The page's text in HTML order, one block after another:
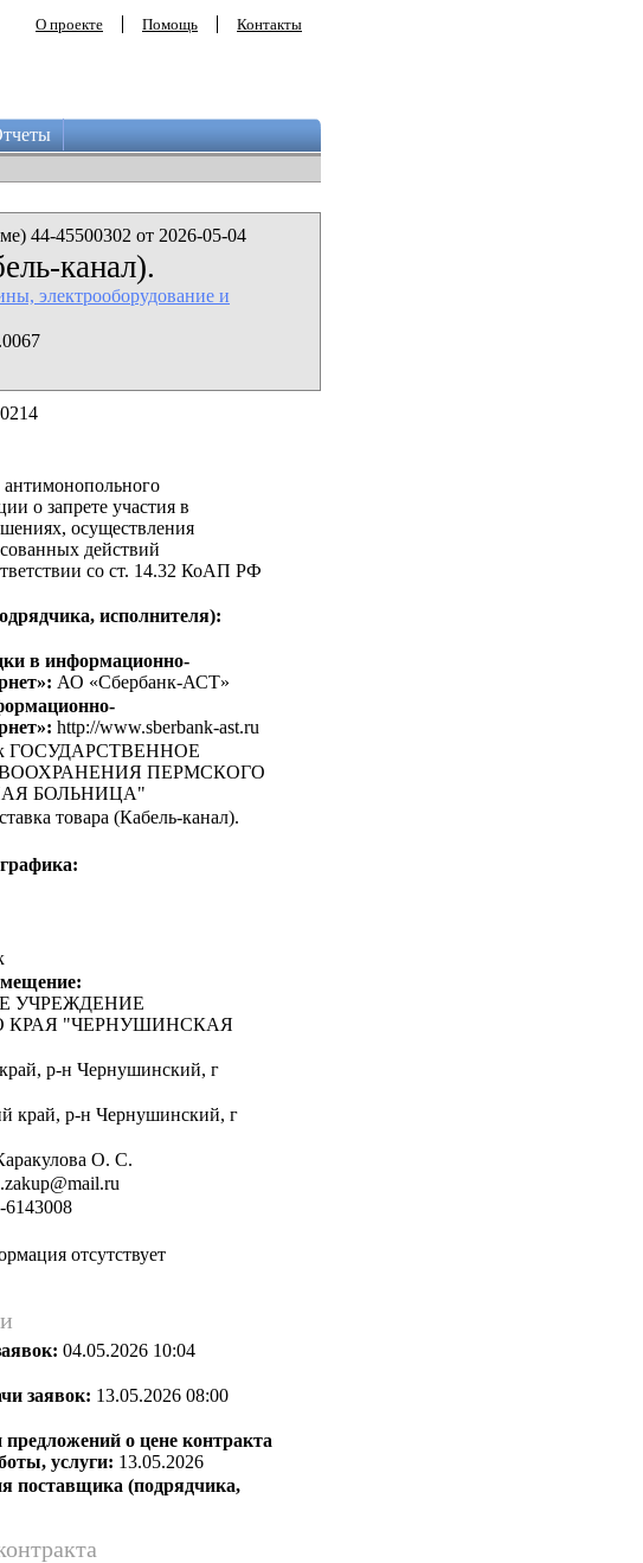
О проекте Помощь Контакты
44-45500302 от 2026-05-04
канал).
электрооборудование и
о запрете участия в
осуществления
действий
со ст. 14.32 КоАП РФ
исполнителя):
в информационно-
АО «Сбербанк-АСТ»
http://www.sberbank-ast.ru
ГОСУДАРСТВЕННОЕ
ПЕРМСКОГО
БОЛЬНИЦА"
товара (Кабель-канал).
УЧРЕЖДЕНИЕ
КРАЯ "ЧЕРНУШИНСКАЯ
р-н Чернушинский, г
край, р-н Чернушинский, г
О. С.
6143008
отсутствует
04.05.2026 10:04
заявок: 13.05.2026 08:00
о цене контракта
услуги: 13.05.2026
поставщика (подрядчика,